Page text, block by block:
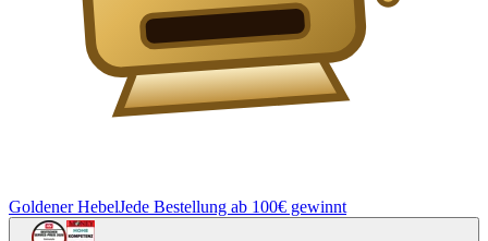
Goldener HebelJede Bestellung ab 100€ gewinnt